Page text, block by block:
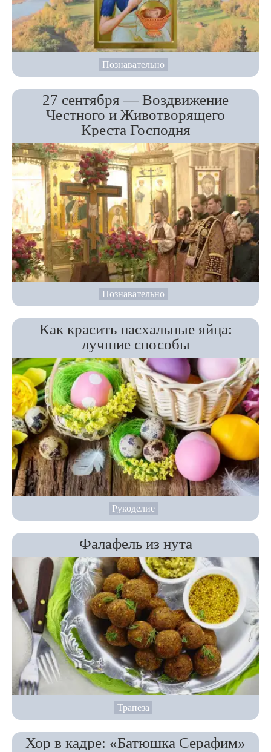
Познавательно
27 сентября — Воздвижение
Честного и Животворящего
Креста Господня
Познавательно
Как красить пасхальные яйца:
лучшие способы
Рукоделие
Фалафель из нута
Трапеза
Хор в кадре: «Батюшка Серафим»